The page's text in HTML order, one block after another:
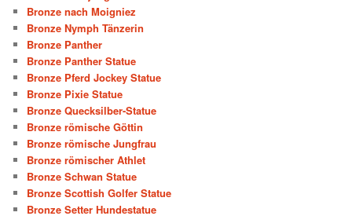
Bronze nach Moigniez
Bronze Nymph Tänzerin
Bronze Panther
Bronze Panther Statue
Bronze Pferd Jockey Statue
Bronze Pixie Statue
Bronze Quecksilber-Statue
Bronze römische Göttin
Bronze römische Jungfrau
Bronze römischer Athlet
Bronze Schwan Statue
Bronze Scottish Golfer Statue
Bronze Setter Hundestatue